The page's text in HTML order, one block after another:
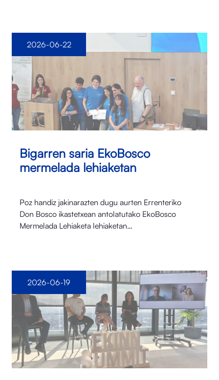
Bigarren saria EkoBosco
mermelada lehiaketan
Poz handiz jakinarazten dugu aurten Errenteriko
Don Bosco ikastetxean antolatutako EkoBosco
Mermelada Lehiaketa lehiaketan…
2026-06-22
2026-06-19